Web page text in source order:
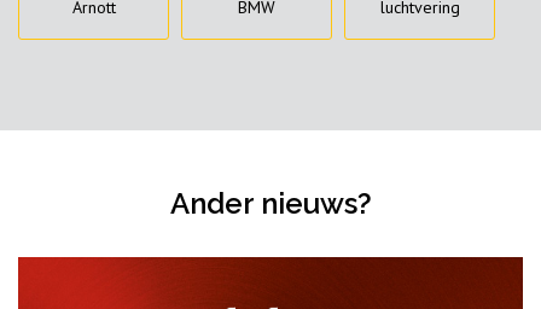
Arnott BMW luchtvering
Ander nieuws?